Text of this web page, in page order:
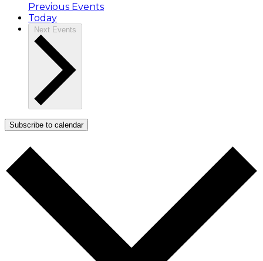
Previous Events
Today
Next Events
Subscribe to calendar